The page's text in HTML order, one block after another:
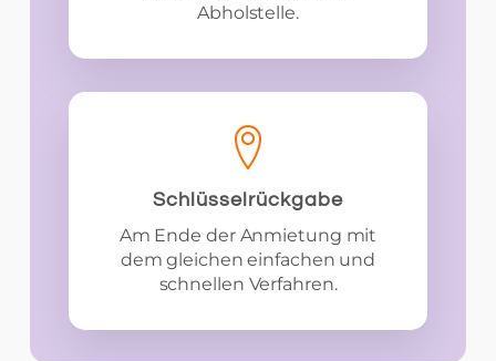
Abholstelle.
Schlüsselrückgabe
Am Ende der Anmietung mit
dem gleichen einfachen und
schnellen Verfahren.